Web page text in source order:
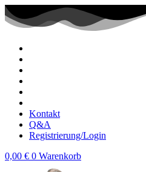
Zum
Inhalt
wechseln
Kontakt
Q&A
Registrierung/Login
0,00 € 0 Warenkorb